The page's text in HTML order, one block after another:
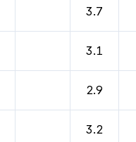
3.7
3.1
2.9
3.2